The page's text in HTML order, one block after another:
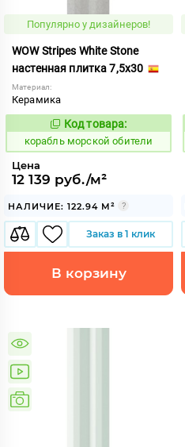
Популярно у дизайнеров!
WOW Stripes White Stone
настенная плитка 7,5x30
Материал:
Керамика
773187
Код товара:
корабль морской обители
Цена
12 139 руб./м²
НАЛИЧИЕ: 122.94 М²
Заказ в 1 клик
В корзину